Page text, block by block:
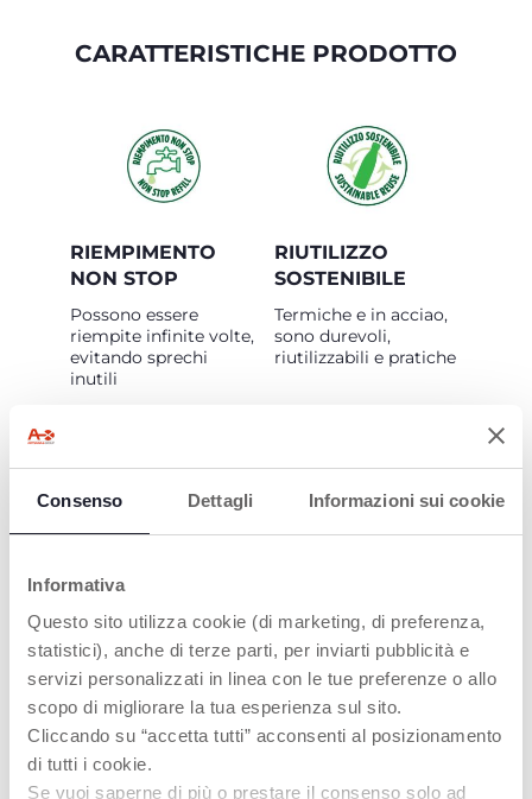
Consenso Dettagli Informazioni sui cookie
Informativa
Questo sito utilizza cookie (di marketing, di preferenza,
statistici), anche di terze parti, per inviarti pubblicità e
servizi personalizzati in linea con le tue preferenze o allo
scopo di migliorare la tua esperienza sul sito.
Cliccando su “accetta tutti” acconsenti al posizionamento
di tutti i cookie.
Se vuoi saperne di più o prestare il consenso solo ad
CARATTERISTICHE PRODOTTO
RIEMPIMENTO
NON STOP
Possono essere
riempite infinite volte,
evitando sprechi
inutili
RIUTILIZZO
SOSTENIBILE
Termiche e in acciao,
sono durevoli,
riutilizzabili e pratiche
IDRATAZIONE
QUOTIDIANA
Le bottiglie allegre e
colorate aiutano a
educare i bambini a
bere di più
BOTTIGLIA
TERMICA
E' possibile mantenere
il contenuto caldo fino
a 6 ore, a seconda del
tipo di alimento